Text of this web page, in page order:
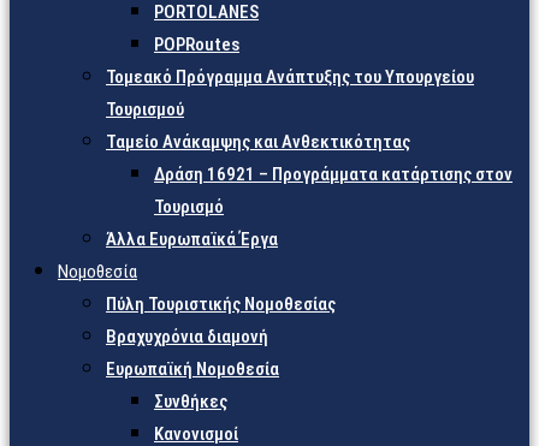
PORTOLANES
POPRoutes
Τομεακό Πρόγραμμα Ανάπτυξης του Υπουργείου
Τουρισμού
Ταμείο Ανάκαμψης και Ανθεκτικότητας
Δράση 16921 – Προγράμματα κατάρτισης στον
Τουρισμό
Άλλα Ευρωπαϊκά Έργα
Νομοθεσία
Πύλη Τουριστικής Νομοθεσίας
Βραχυχρόνια διαμονή
Ευρωπαϊκή Νομοθεσία
Συνθήκες
Κανονισμοί